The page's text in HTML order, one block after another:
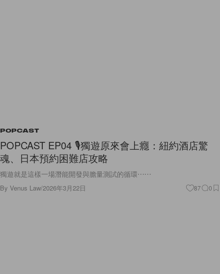
POPCAST
POPCAST EP04 🎙️獨遊原來會上癮：紐約酒店驚
魂、日本預約困難店攻略
獨遊就是這樣一場潛能開發與膽量測試的循環⋯⋯
By Venus Law/2026年3月22日 87 0